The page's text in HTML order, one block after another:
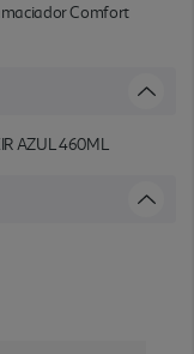
Comfort
AZUL 460ML